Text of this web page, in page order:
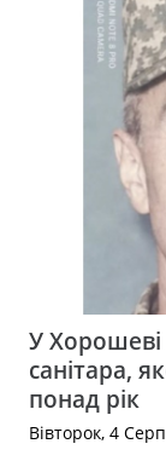
У Хорошеві
санітара,
понад рік
Вівторок, 4